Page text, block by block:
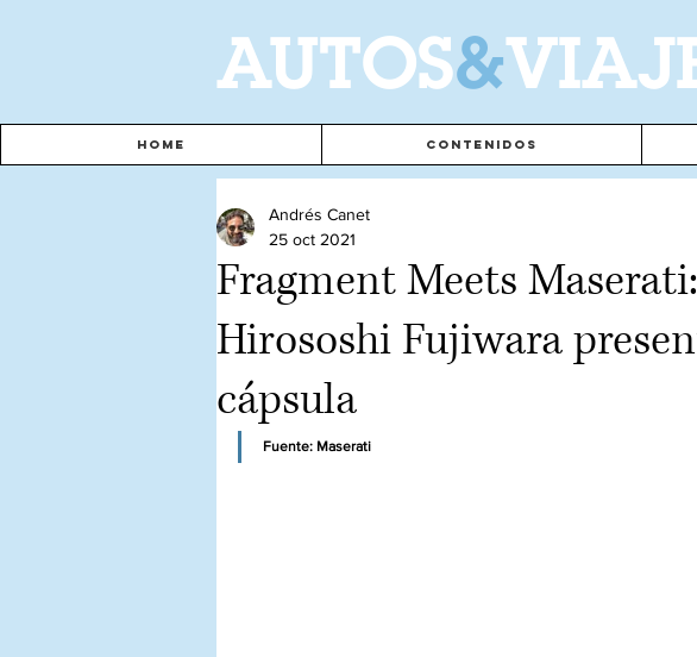
AUTOS&
Home Contenidos
Fragment Meets
Hirososhi Fujiwara
cápsula
Andrés Canet
25 oct 2021
Fuente: Maserati